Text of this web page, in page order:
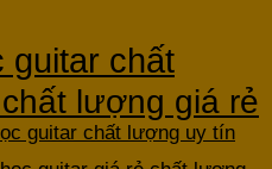
guitar chất
lượng giá rẻ
guitar chất lượng uy tín